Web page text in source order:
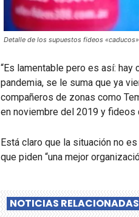
Detalle de los supuestos fideos
“Es lamentable pero es así:
pandemia, se le suma que ya
compañeros de zonas como
en noviembre del 2019 y fideos
Está claro que la situación no
que piden “una mejor
NOTICIAS RELACIONADAS